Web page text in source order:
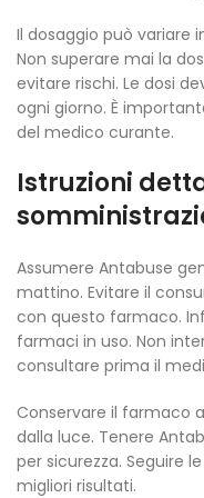
Il dosaggio può variare
Non superare mai la
evitare rischi. Le dosi
ogni giorno. È
del medico curante.
Istruzioni
Assumere Antabuse
mattino. Evitare il
con questo farmaco.
farmaci in uso. Non
consultare prima il
Conservare il farmaco
dalla luce. Tenere
per sicurezza. Seguire
migliori risultati.